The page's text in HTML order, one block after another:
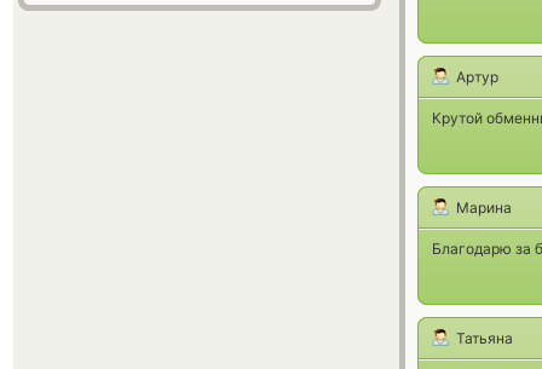
Артур
Крутой
Марина
Благодарю за
Татьяна